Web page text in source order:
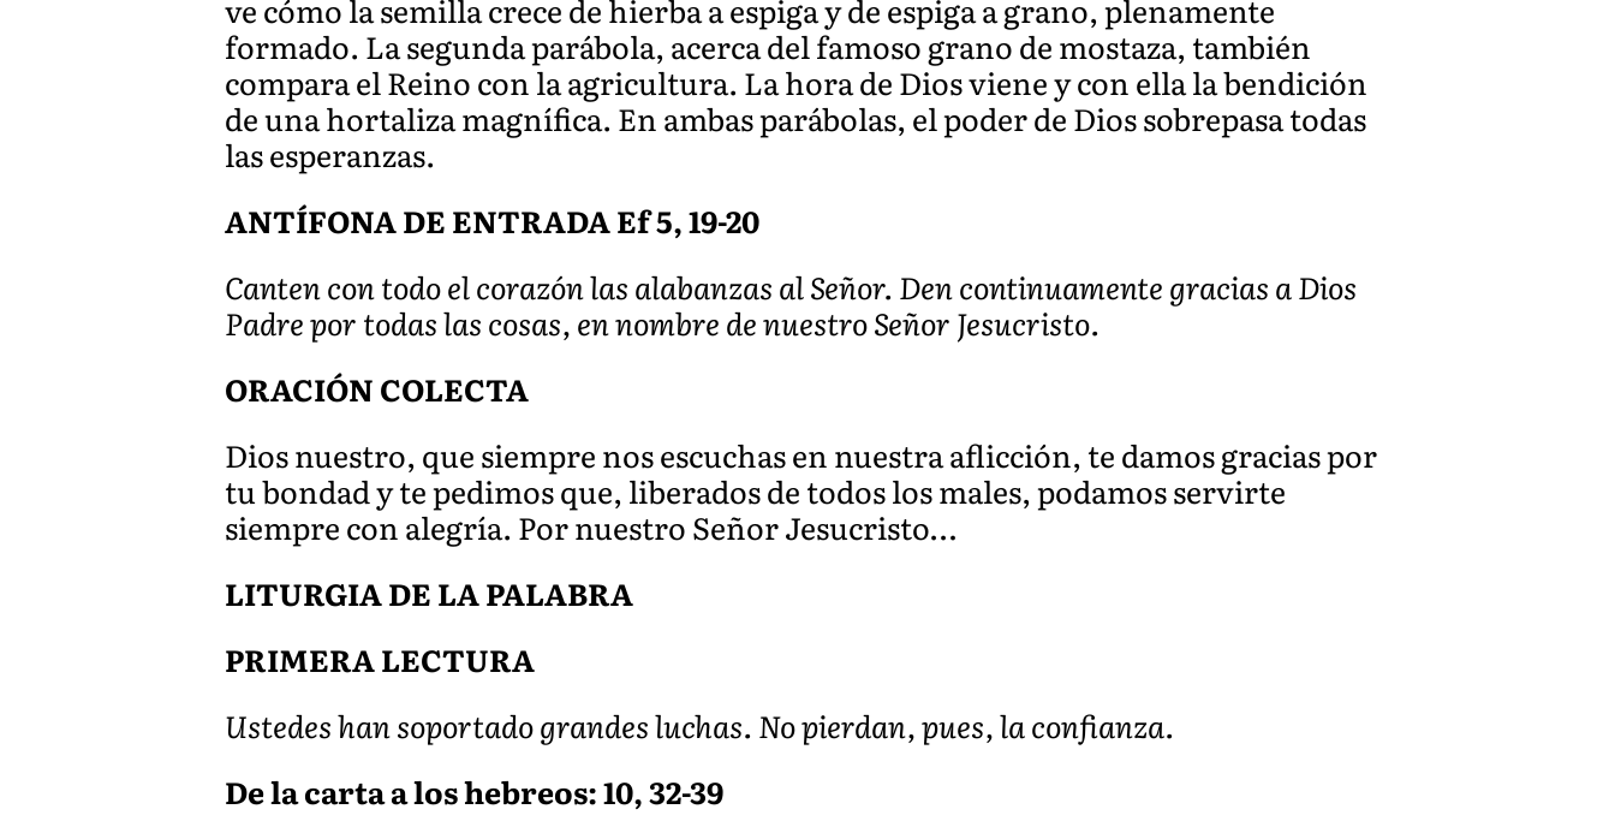
ve cómo la semilla crece de hierba a espiga y de espiga a grano, plenamente
formado. La segunda parábola, acerca del famoso grano de mostaza, también
compara el Reino con la agricultura. La hora de Dios viene y con ella la bendición
de una hortaliza magnífica. En ambas parábolas, el poder de Dios sobrepasa todas
las esperanzas.
ANTÍFONA DE ENTRADA Ef 5, 19-20
Canten con todo el corazón las alabanzas al Señor. Den continuamente gracias a Dios
Padre por todas las cosas, en nombre de nuestro Señor Jesucristo.
ORACIÓN COLECTA
Dios nuestro, que siempre nos escuchas en nuestra aflicción, te damos gracias por
tu bondad y te pedimos que, liberados de todos los males, podamos servirte
siempre con alegría. Por nuestro Señor Jesucristo…
LITURGIA DE LA PALABRA
PRIMERA LECTURA
Ustedes han soportado grandes luchas. No pierdan, pues, la confianza.
De la carta a los hebreos: 10, 32-39